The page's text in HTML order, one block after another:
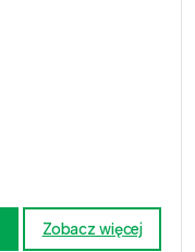
Zobacz więcej